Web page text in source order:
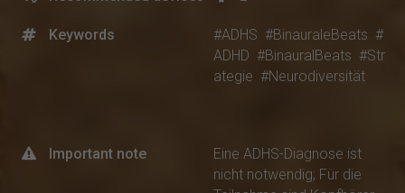
Keywords #ADHS #BinauraleBeats #
ADHD #BinauralBeats #Str
ategie #Neurodiversität
Important note
Eine ADHS-Diagnose ist
nicht notwendig; Für die